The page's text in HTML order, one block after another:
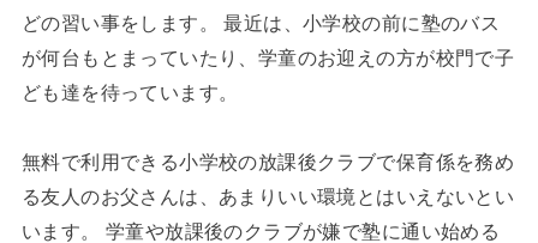
どの習い事をします。 最近は、小学校の前に塾のバス
が何台もとまっていたり、学童のお迎えの方が校門で子
ども達を待っています。
無料で利用できる小学校の放課後クラブで保育係を務め
る友人のお父さんは、あまりいい環境とはいえないとい
います。 学童や放課後のクラブが嫌で塾に通い始める